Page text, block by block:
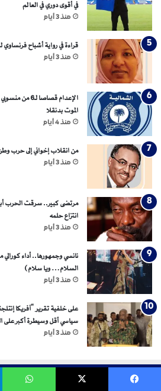
في أقوى دوري في العالم
منذ 3 أيام
قراءة في رواية أشباح
منذ 3 أيام
الإعدام
الموت بدنقلا
منذ 4 أيام
من انقلاب إخواني إلى حرب
منذ 3 أيام
مرتضى كبير.. سرقت الحرب
انتزاع حلمه
منذ 3 أيام
نانسي وجمهورها.. أداء
السلام… ويا سلام)
منذ 3 أيام
على خلفية تقرير “آفريكا
سياسي أقل وسيطرة أكبر على
منذ 3 أيام
الشروط والاحكام